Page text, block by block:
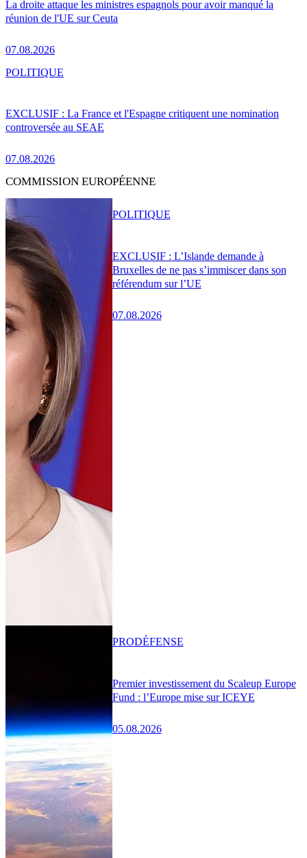
La droite attaque les ministres espagnols pour avoir manqué la
réunion de l'UE sur Ceuta
07.08.2026
EXCLUSIF : La France et l'Espagne critiquent une nomination
controversée au SEAE
07.08.2026
POLITIQUE
COMMISSION EUROPÉENNE
EXCLUSIF : L’Islande demande à
Bruxelles de ne pas s’immiscer dans son
référendum sur l’UE
07.08.2026
POLITIQUE
Premier investissement du Scaleup Europe
Fund : l’Europe mise sur ICEYE
05.08.2026
PRODÉFENSE